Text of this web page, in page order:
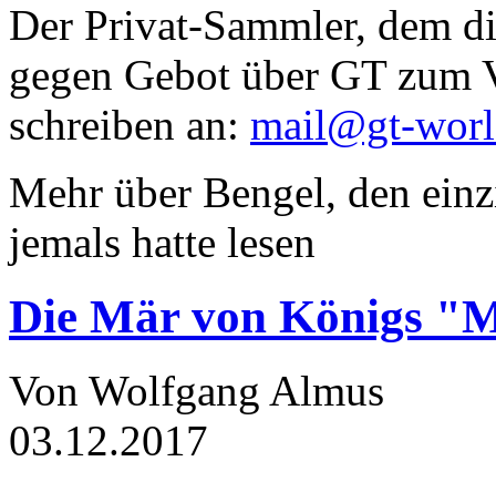
Der Privat-Sammler, dem
gegen Gebot über GT zum
schreiben an: mail@gt-
Mehr über Bengel, den
jemals hatte lesen
Die Mär von Königs
Von Wolfgang Almus
03.12.2017